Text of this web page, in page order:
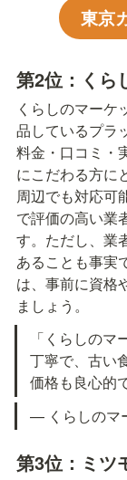
東京
第2位：くら
くらしのマーケ
品しているプラ
料金・口コミ・
にこだわる方に
周辺でも対応可
で評価の高い業
す。ただし、業
あることも事実
は、事前に資格
ましょう。
「くらしの
丁寧で、古い
価格も良心的
— くらしのマ
第3位：ミツ